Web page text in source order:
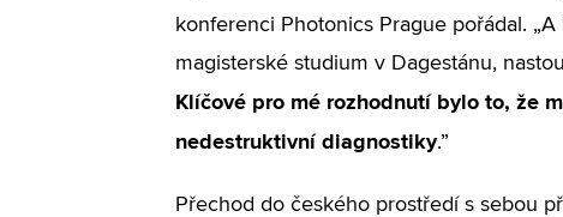
konferenci Photonics Prague pořádal.
magisterské studium v Dagestánu,
Klíčové pro mé rozhodnutí bylo to, že
nedestruktivní diagnostiky.”
Přechod do českého prostředí s sebou